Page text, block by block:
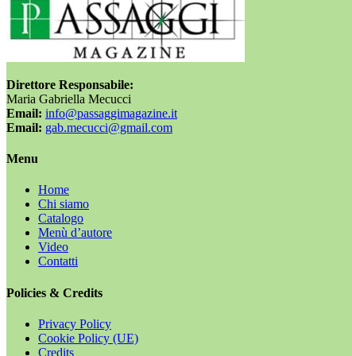
Direttore Responsabile:
Maria Gabriella Mecucci
Email: info@passaggimagazine.it
Email: gab.mecucci@gmail.com
Menu
Home
Chi siamo
Catalogo
Menù d’autore
Video
Contatti
Policies & Credits
Privacy Policy
Cookie Policy (UE)
Credits